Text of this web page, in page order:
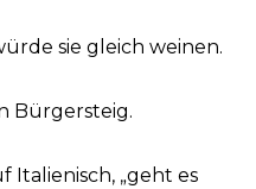
sie gleich weinen.
Bürgersteig.
Italienisch, „geht es